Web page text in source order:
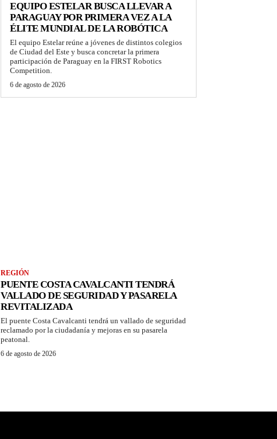
EQUIPO ESTELAR BUSCA LLEVAR A
PARAGUAY POR PRIMERA VEZ A LA
ÉLITE MUNDIAL DE LA ROBÓTICA
El equipo Estelar reúne a jóvenes de distintos colegios
de Ciudad del Este y busca concretar la primera
participación de Paraguay en la FIRST Robotics
Competition.
6 de agosto de 2026
REGIÓN
PUENTE COSTA CAVALCANTI TENDRÁ
VALLADO DE SEGURIDAD Y PASARELA
REVITALIZADA
El puente Costa Cavalcanti tendrá un vallado de seguridad
reclamado por la ciudadanía y mejoras en su pasarela
peatonal.
6 de agosto de 2026